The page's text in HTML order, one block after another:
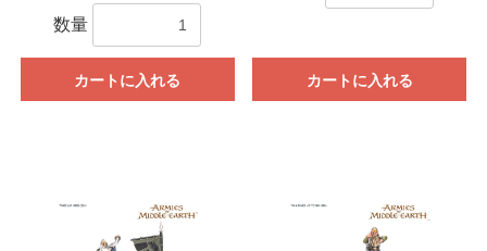
数量
カートに入れる カートに入れる